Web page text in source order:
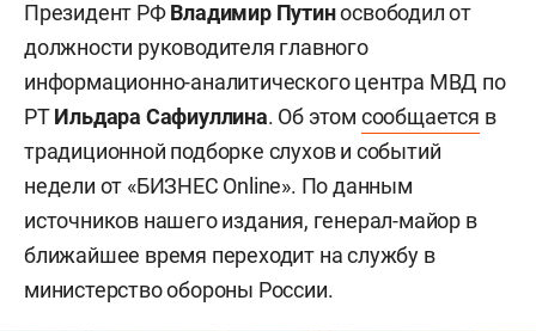
Президент РФВладимир Путиносвободил от
должности руководителя главного
информационно-аналитического центра МВД по
РТИльдара Сафиуллина. Об этом сообщается в
традиционной подборке слухов и событий
недели от «БИЗНЕС Online». По данным
источников нашего издания, генерал-майор в
ближайшее время переходит на службу в
министерство обороны России.